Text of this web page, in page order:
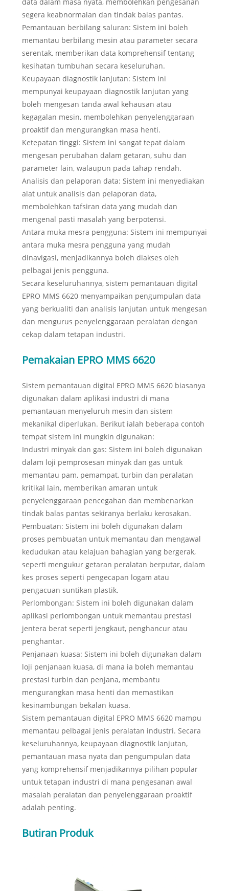
data dalam masa nyata, membolehkan pengesanan
segera keabnormalan dan tindak balas pantas.
Pemantauan berbilang saluran: Sistem ini boleh
memantau berbilang mesin atau parameter secara
serentak, memberikan data komprehensif tentang
kesihatan tumbuhan secara keseluruhan.
Keupayaan diagnostik lanjutan: Sistem ini
mempunyai keupayaan diagnostik lanjutan yang
boleh mengesan tanda awal kehausan atau
kegagalan mesin, membolehkan penyelenggaraan
proaktif dan mengurangkan masa henti.
Ketepatan tinggi: Sistem ini sangat tepat dalam
mengesan perubahan dalam getaran, suhu dan
parameter lain, walaupun pada tahap rendah.
Analisis dan pelaporan data: Sistem ini menyediakan
alat untuk analisis dan pelaporan data,
membolehkan tafsiran data yang mudah dan
mengenal pasti masalah yang berpotensi.
Antara muka mesra pengguna: Sistem ini mempunyai
antara muka mesra pengguna yang mudah
dinavigasi, menjadikannya boleh diakses oleh
pelbagai jenis pengguna.
Secara keseluruhannya, sistem pemantauan digital
EPRO MMS 6620 menyampaikan pengumpulan data
yang berkualiti dan analisis lanjutan untuk mengesan
dan mengurus penyelenggaraan peralatan dengan
cekap dalam tetapan industri.
Pemakaian EPRO MMS 6620
Sistem pemantauan digital EPRO MMS 6620 biasanya
digunakan dalam aplikasi industri di mana
pemantauan menyeluruh mesin dan sistem
mekanikal diperlukan. Berikut ialah beberapa contoh
tempat sistem ini mungkin digunakan:
Industri minyak dan gas: Sistem ini boleh digunakan
dalam loji pemprosesan minyak dan gas untuk
memantau pam, pemampat, turbin dan peralatan
kritikal lain, memberikan amaran untuk
penyelenggaraan pencegahan dan membenarkan
tindak balas pantas sekiranya berlaku kerosakan.
Pembuatan: Sistem ini boleh digunakan dalam
proses pembuatan untuk memantau dan mengawal
kedudukan atau kelajuan bahagian yang bergerak,
seperti mengukur getaran peralatan berputar, dalam
kes proses seperti pengecapan logam atau
pengacuan suntikan plastik.
Perlombongan: Sistem ini boleh digunakan dalam
aplikasi perlombongan untuk memantau prestasi
jentera berat seperti jengkaut, penghancur atau
penghantar.
Penjanaan kuasa: Sistem ini boleh digunakan dalam
loji penjanaan kuasa, di mana ia boleh memantau
prestasi turbin dan penjana, membantu
mengurangkan masa henti dan memastikan
kesinambungan bekalan kuasa.
Sistem pemantauan digital EPRO MMS 6620 mampu
memantau pelbagai jenis peralatan industri. Secara
keseluruhannya, keupayaan diagnostik lanjutan,
pemantauan masa nyata dan pengumpulan data
yang komprehensif menjadikannya pilihan popular
untuk tetapan industri di mana pengesanan awal
masalah peralatan dan penyelenggaraan proaktif
adalah penting.
Butiran Produk